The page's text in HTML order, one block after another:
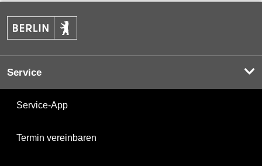
Service
Service-App
Termin vereinbaren